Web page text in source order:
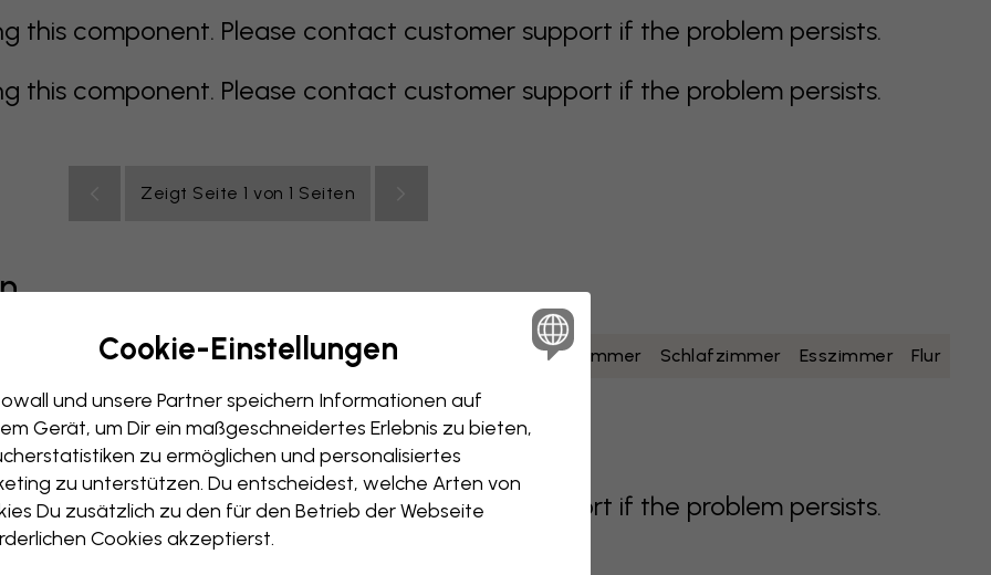
this component. Please contact customer support if the problem persists.
this component. Please contact customer support if the problem persists.
Zeigt Seite 1 von 1 Seiten
bunt orange rosa lila rot türkis Badezimmer Schlafzimmer Esszimmer Flur
Büro Jugendzimmer Dächer
this component. Please contact customer support if the problem persists.
Cookie-Einstellungen
und unsere Partner speichern Informationen auf
Gerät, um Dir ein maßgeschneidertes Erlebnis zu bieten,
zu ermöglichen und personalisiertes
zu unterstützen. Du entscheidest, welche Arten von
Du zusätzlich zu den für den Betrieb der Webseite
Cookies akzeptierst.